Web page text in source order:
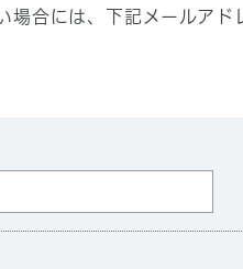
場合には、下記メールア